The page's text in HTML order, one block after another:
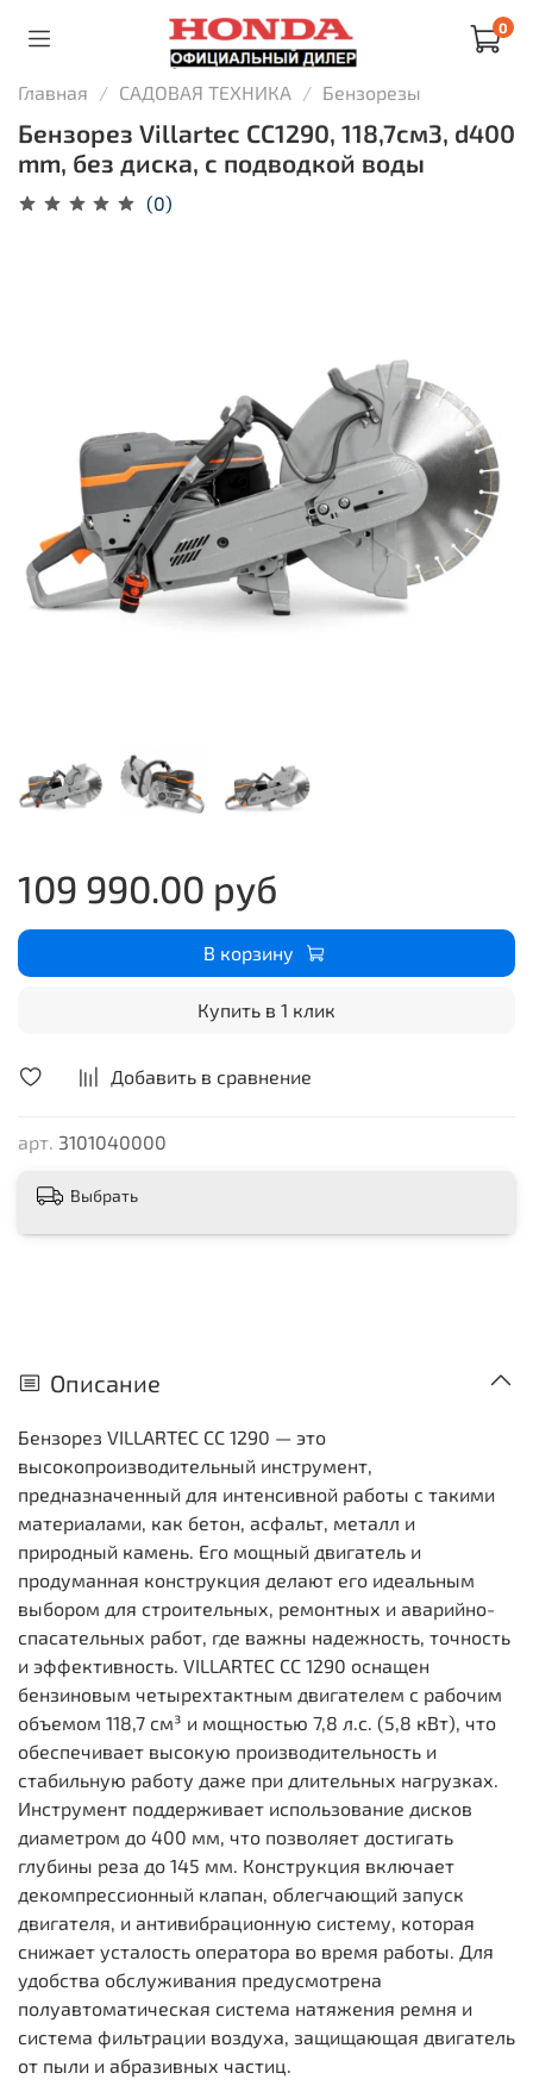
0
Главная САДОВАЯ ТЕХНИКА Бензорезы
Бензорез Villartec СС1290, 118,7см3, d400
mm, без диска, с подводкой воды
(0)
Добавить в сравнение
арт. 3101040000
109 990.00 руб
В корзину
Купить в 1 клик
Выбрать
Описание
Бензорез VILLARTEC СС 1290 — это
высокопроизводительный инструмент,
предназначенный для интенсивной работы с такими
материалами, как бетон, асфальт, металл и
природный камень. Его мощный двигатель и
продуманная конструкция делают его идеальным
выбором для строительных, ремонтных и аварийно-
спасательных работ, где важны надежность, точность
и эффективность. VILLARTEC СС 1290 оснащен
бензиновым четырехтактным двигателем с рабочим
объемом 118,7 см³ и мощностью 7,8 л.с. (5,8 кВт), что
обеспечивает высокую производительность и
стабильную работу даже при длительных нагрузках.
Инструмент поддерживает использование дисков
диаметром до 400 мм, что позволяет достигать
глубины реза до 145 мм. Конструкция включает
декомпрессионный клапан, облегчающий запуск
двигателя, и антивибрационную систему, которая
снижает усталость оператора во время работы. Для
удобства обслуживания предусмотрена
полуавтоматическая система натяжения ремня и
система фильтрации воздуха, защищающая двигатель
от пыли и абразивных частиц.